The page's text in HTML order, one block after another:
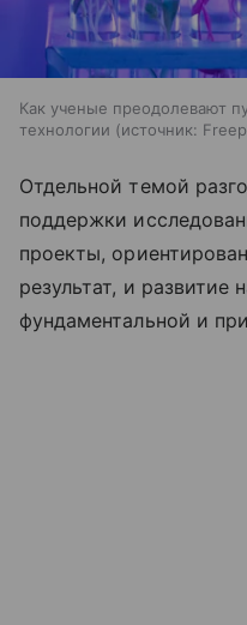
Как ученые преодолевают
технологии
источник:
Отдельной темой
поддержки
проекты,
результат, и развитие
фундаментальной и